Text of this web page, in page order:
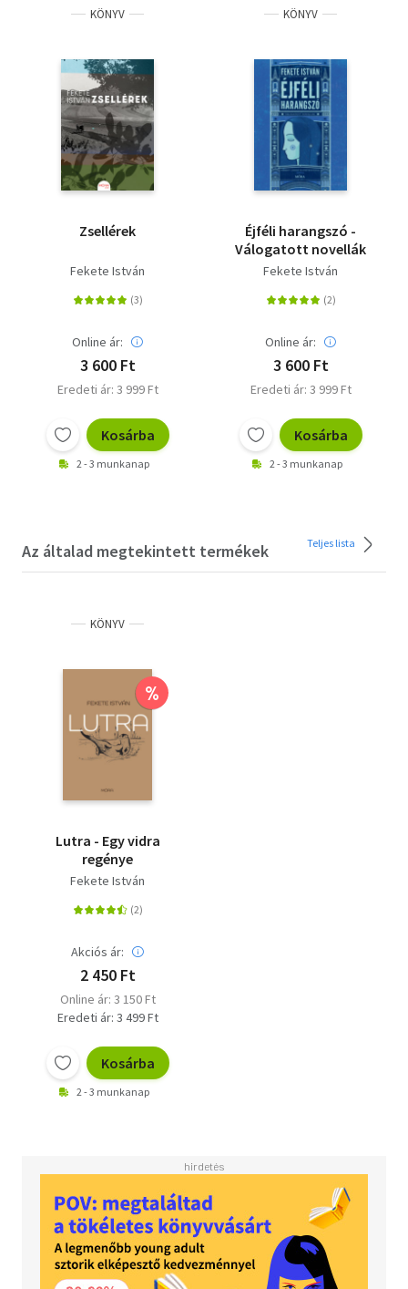
KÖNYV
Zsellérek
Fekete István
Online ár:
3 600 Ft
Eredeti ár: 3 999 Ft
Kosárba
2 - 3 munkanap
KÖNYV
Éjféli harangszó -
Válogatott novellák
Fekete István
Online ár:
3 600 Ft
Eredeti ár: 3 999 Ft
Kosárba
2 - 3 munkanap
Az általad megtekintett termékek Teljes lista
KÖNYV
%
Lutra - Egy vidra
regénye
Fekete István
Akciós ár:
2 450 Ft
Online ár: 3 150 Ft
Eredeti ár: 3 499 Ft
Kosárba
2 - 3 munkanap